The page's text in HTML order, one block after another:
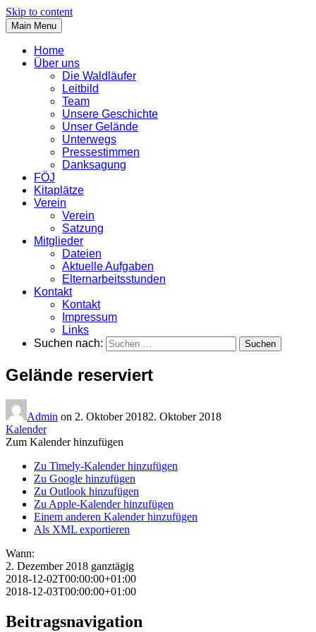
Skip to content
Main Menu
Home
Über uns
Die Waldläufer
Leitbild
Team
Unsere Geschichte
Unser Gelände
Unterwegs
Pressestimmen
Danksagung
FÖJ
Kitaplätze
Verein
Verein
Satzung
Mitglieder
Dateien
Aktuelle Aufgaben
Elternarbeitsstunden
Kontakt
Kontakt
Impressum
Links
Suchen nach:
Gelände reserviert
Admin on 2. Oktober 20182. Oktober 2018
Kalender
Zum Kalender hinzufügen
Zu Timely-Kalender hinzufügen
Zu Google hinzufügen
Zu Outlook hinzufügen
Zu Apple-Kalender hinzufügen
Einem anderen Kalender hinzufügen
Als XML exportieren
Wann:
2. Dezember 2018 ganztägig
2018-12-02T00:00:00+01:00
2018-12-03T00:00:00+01:00
Beitragsnavigation